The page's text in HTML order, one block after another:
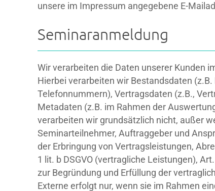
unsere im Impressum angegebene E-
Seminaranmeldung
Wir verarbeiten die Daten unserer Kunden
Hierbei verarbeiten wir Bestandsdaten
Telefonnummern), Vertragsdaten (z.B.,
Metadaten (z.B. im Rahmen der
verarbeiten wir grundsätzlich nicht, außer
Seminarteilnehmer, Auftraggeber und
der Erbringung von Vertragsleistungen,
1 lit. b DSGVO (vertragliche Leistungen),
zur Begründung und Erfüllung der
Externe erfolgt nur, wenn sie im Rahmen